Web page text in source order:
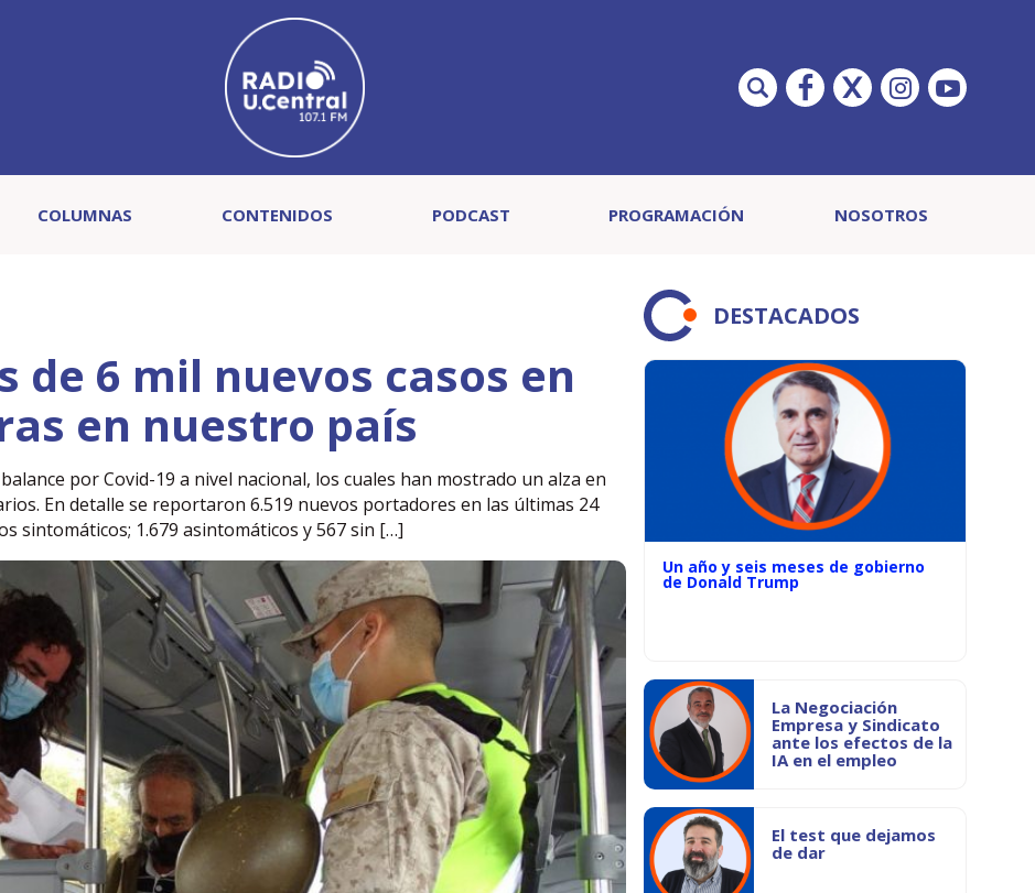
COLUMNAS CONTENIDOS PODCAST PROGRAMACIÓN NOSOTROS
de 6 mil nuevos casos en
en nuestro país
por Covid-19 a nivel nacional, los cuales han mostrado un alza en
En detalle se reportaron 6.519 nuevos portadores en las últimas 24
sintomáticos; 1.679 asintomáticos y 567 sin […]
DESTACADOS
Un año y seis meses de gobierno
de Donald Trump
La Negociación
Empresa y Sindicato
ante los efectos de la
IA en el empleo
El test que dejamos
de dar